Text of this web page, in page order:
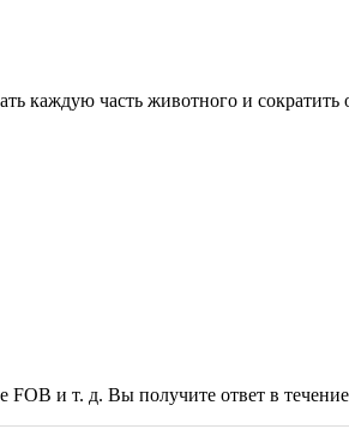
каждую часть животного и
и т. д. Вы получите ответ в